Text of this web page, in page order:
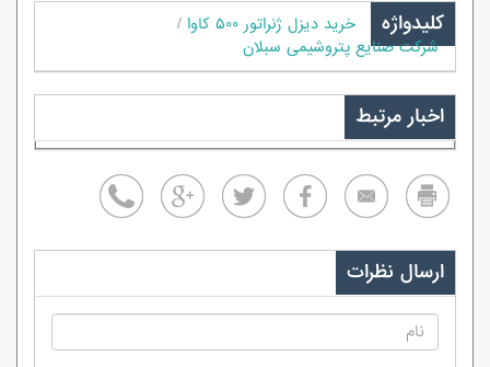
کلیدواژه
خرید دیزل ژنراتور ۵۰۰ کاوا
شرکت صنایع پتروشیمی سبلان
اخبار مرتبط
ارسال نظرات